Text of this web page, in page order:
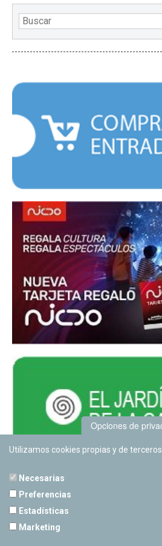
Opciones de
Utilizamos cookies propias y de
Necesarias
Preferencias
Estadísticas
Marketing